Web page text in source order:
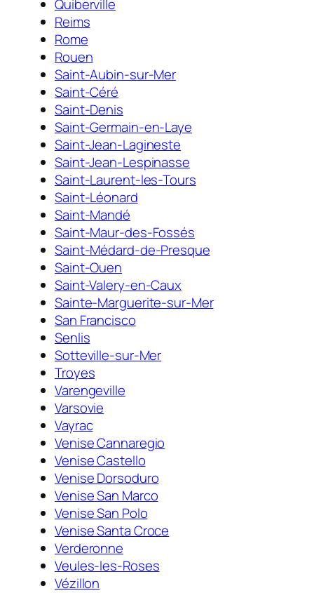
Quiberville
Reims
Rome
Rouen
Saint-Aubin-sur-Mer
Saint-Céré
Saint-Denis
Saint-Germain-en-Laye
Saint-Jean-Lagineste
Saint-Jean-Lespinasse
Saint-Laurent-les-Tours
Saint-Léonard
Saint-Mandé
Saint-Maur-des-Fossés
Saint-Médard-de-Presque
Saint-Ouen
Saint-Valery-en-Caux
Sainte-Marguerite-sur-Mer
San Francisco
Senlis
Sotteville-sur-Mer
Troyes
Varengeville
Varsovie
Vayrac
Venise Cannaregio
Venise Castello
Venise Dorsoduro
Venise San Marco
Venise San Polo
Venise Santa Croce
Verderonne
Veules-les-Roses
Vézillon